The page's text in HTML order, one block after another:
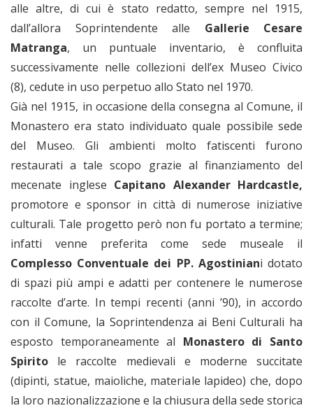
alle altre, di cui è stato redatto, sempre nel 1915,
dall’allora Soprintendente alle Gallerie Cesare
Matranga, un puntuale inventario, è confluita
successivamente nelle collezioni dell’ex Museo Civico
(8), cedute in uso perpetuo allo Stato nel 1970.
Già nel 1915, in occasione della consegna al Comune, il
Monastero era stato individuato quale possibile sede
del Museo. Gli ambienti molto fatiscenti furono
restaurati a tale scopo grazie al finanziamento del
mecenate inglese Capitano Alexander Hardcastle,
promotore e sponsor in città di numerose iniziative
culturali. Tale progetto però non fu portato a termine;
infatti venne preferita come sede museale il
Complesso Conventuale dei PP. Agostiniani dotato
di spazi più ampi e adatti per contenere le numerose
raccolte d’arte. In tempi recenti (anni ’90), in accordo
con il Comune, la Soprintendenza ai Beni Culturali ha
esposto temporaneamente al Monastero di Santo
Spirito le raccolte medievali e moderne succitate
(dipinti, statue, maioliche, materiale lapideo) che, dopo
la loro nazionalizzazione e la chiusura della sede storica